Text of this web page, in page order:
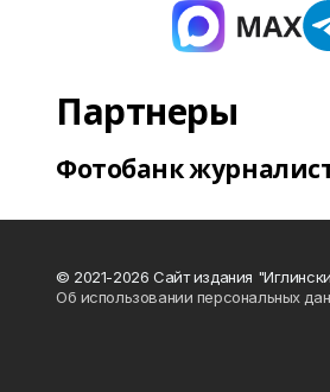
Партнеры
Фотобанк
© 2021-2026 Сайт издания
Об использовании персональных